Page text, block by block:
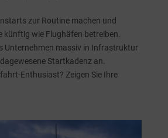
zur Routine machen und
wie Flughäfen betreiben.
Unternehmen massiv in Infrastruktur
Startkadenz an.
Enthusiast? Zeigen Sie Ihre